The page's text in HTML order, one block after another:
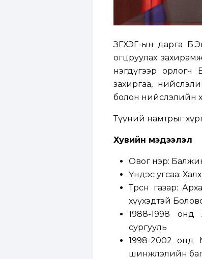
ЗГХЭГ-ын дарга
огцруулах
нэгдүгээр орлогч
захиргаа,
болон нийслэлийн
Түүний намтрыг
Хувийн мэдээлэл
Овог нэр:
Үндэс угсаа:
Төрсөн газар:
хүүхэдтэй
1988-1998 онд
сургууль
1998-2002 онд
шинжлэлийн